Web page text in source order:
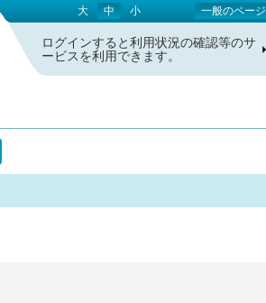
大 中 小 一般のページ
ログインすると利用状況の確認等のサ
ービスを利用できます。